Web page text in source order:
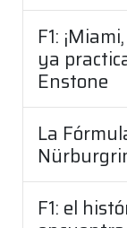
F1:
ya
Enstone
La
F1: el